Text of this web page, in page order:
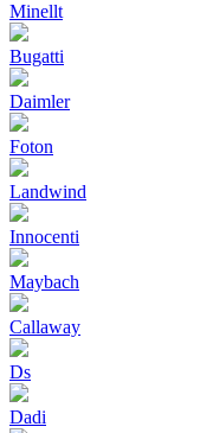
Minellt
Bugatti
Daimler
Foton
Landwind
Innocenti
Maybach
Callaway
Ds
Dadi